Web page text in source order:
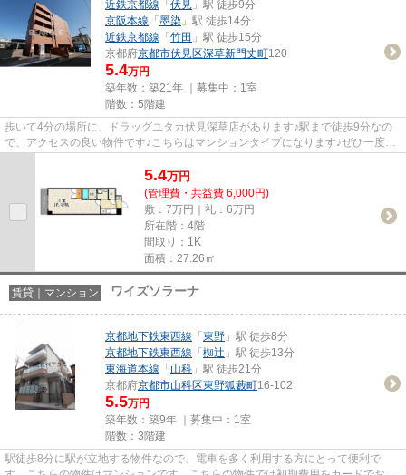
近鉄京都線 「 伏見 」駅 徒歩9分
京阪本線 「 墨染 」駅 徒歩14分
近鉄京都線 「 竹田 」駅 徒歩15分
京都府京都市伏見区深草新門丈町120
5.4万円
築年数：築21年 ｜募集中： 1室
階数：5階建
歩いて4分の場所に、ドラッグユタカ伏見深草店があります♪駅まで徒歩9分なの
で、アクセスの良い物件です♪こちらはマンションタイプになります♪ぜひ一度見
5.4万円
(管理費・共益費 6,000円)
敷：7万円｜礼：6万円
所在階：4階
間取り：1K
面積：27.26㎡
賃貸｜マンション ワイズソラーナ
京都地下鉄東西線 「 東野 」駅 徒歩8分
京都地下鉄東西線 「 椥辻 」駅 徒歩13分
東海道本線 「 山科 」駅 徒歩21分
京都府京都市山科区東野狐藪町16-102
5.5万円
築年数：築9年 ｜募集中： 1室
階数：3階建
駅徒歩8分に駅が立地する物件なので、電車を多く利用する方にとって便利で